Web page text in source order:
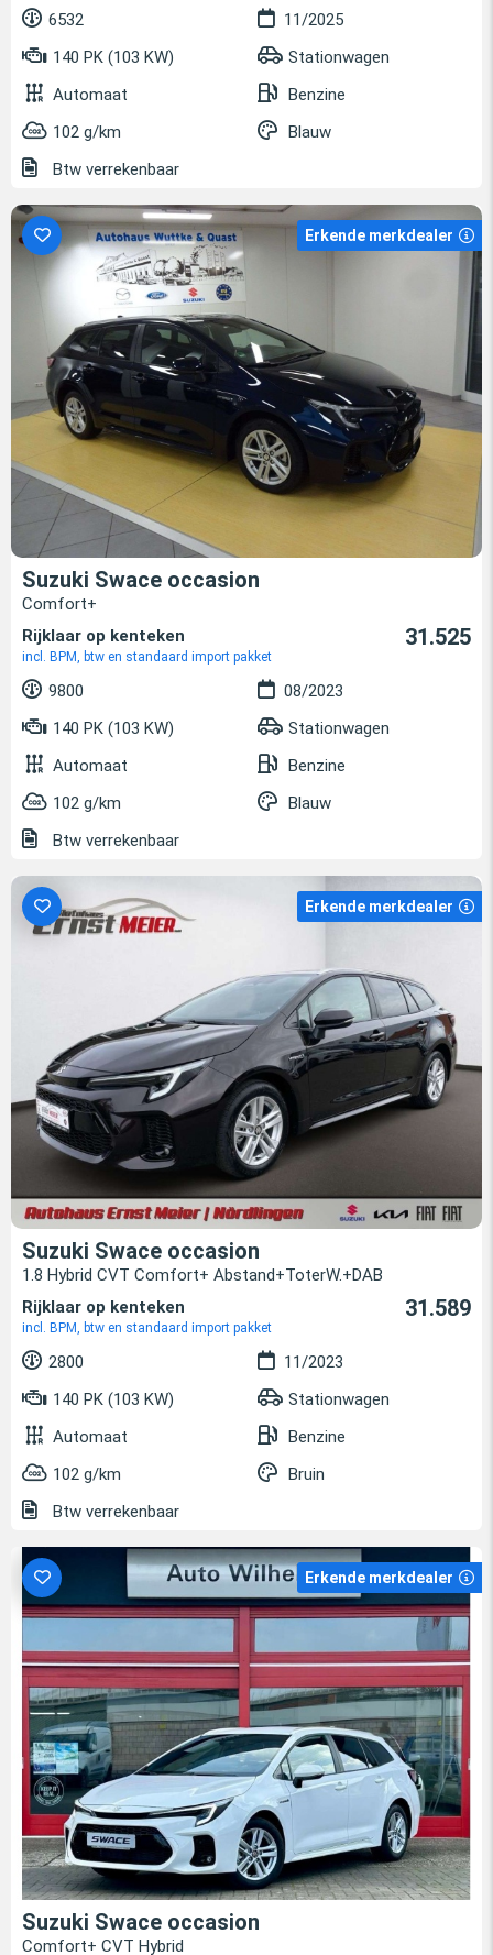
6532
11/2025
140 PK (103 KW)
Stationwagen
Automaat
Benzine
102 g/km
Blauw
Btw verrekenbaar
Erkende merkdealer
Suzuki Swace occasion
Comfort+
Rijklaar op kenteken
incl. BPM, btw en standaard import pakket
31.525
9800
08/2023
140 PK (103 KW)
Stationwagen
Automaat
Benzine
102 g/km
Blauw
Btw verrekenbaar
Erkende merkdealer
Suzuki Swace occasion
1.8 Hybrid CVT Comfort+ Abstand+ToterW.+DAB
Rijklaar op kenteken
incl. BPM, btw en standaard import pakket
31.589
2800
11/2023
140 PK (103 KW)
Stationwagen
Automaat
Benzine
102 g/km
Bruin
Btw verrekenbaar
Erkende merkdealer
Suzuki Swace occasion
Comfort+ CVT Hybrid